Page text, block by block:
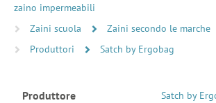
zaino impermeabili
Zaini scuola
Zaini secondo le marche
Produttori
Satch by Ergobag
Produttore Satch by